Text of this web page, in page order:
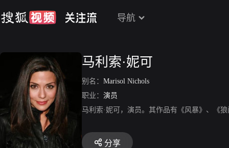
导航
马利索·妮可
别名： Marisol Nichols
职业： 演员
马利索·妮可，演员。其作品有《风暴》、《
分享